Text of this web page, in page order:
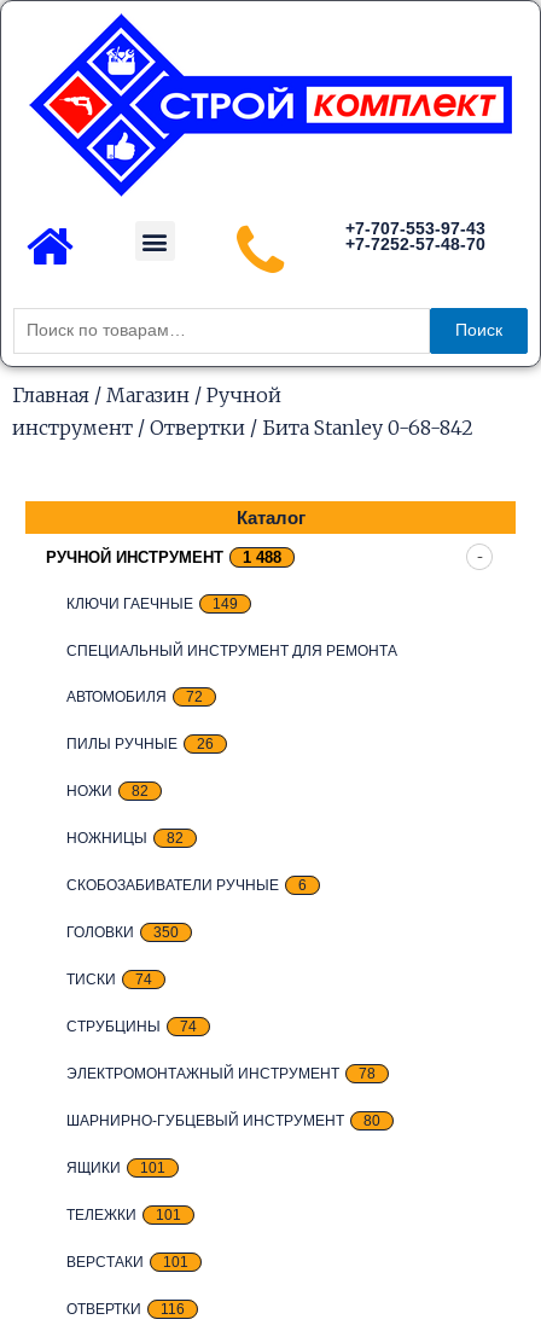
Перейти
содержимому
Menu
+7-707-553-97-43
+7-7252-57-48-70
Искать:
Поиск
Главная / Магазин / Ручной
инструмент / Отвертки / Бита Stanley 0-68-842
Каталог
РУЧНОЙ ИНСТРУМЕНТ 1 488
КЛЮЧИ ГАЕЧНЫЕ 149
СПЕЦИАЛЬНЫЙ ИНСТРУМЕНТ ДЛЯ РЕМОНТА
АВТОМОБИЛЯ 72
ПИЛЫ РУЧНЫЕ 26
НОЖИ 82
НОЖНИЦЫ 82
СКОБОЗАБИВАТЕЛИ РУЧНЫЕ 6
ГОЛОВКИ 350
ТИСКИ 74
СТРУБЦИНЫ 74
ЭЛЕКТРОМОНТАЖНЫЙ ИНСТРУМЕНТ 78
ШАРНИРНО-ГУБЦЕВЫЙ ИНСТРУМЕНТ 80
ЯЩИКИ 101
ТЕЛЕЖКИ 101
ВЕРСТАКИ 101
ОТВЕРТКИ 116